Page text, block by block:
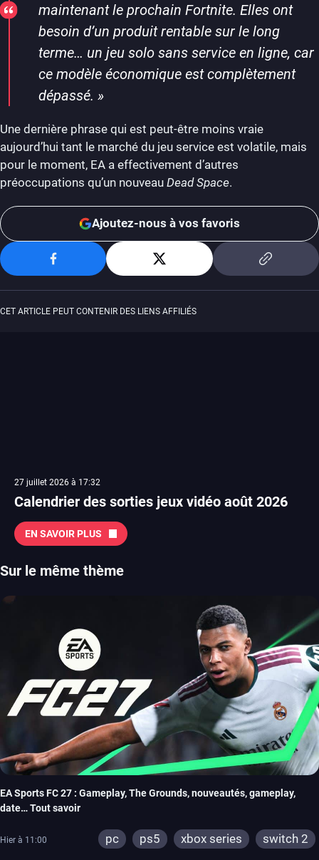
maintenant le prochain Fortnite. Elles ont
besoin d’un produit rentable sur le long
terme… un jeu solo sans service en ligne, car
ce modèle économique est complètement
dépassé. »
Une dernière phrase qui est peut-être moins vraie
aujourd’hui tant le marché du jeu service est volatile, mais
pour le moment, EA a effectivement d’autres
préoccupations qu’un nouveau Dead Space.
Ajoutez-nous à vos favoris
CET ARTICLE PEUT CONTENIR DES LIENS AFFILIÉS
27 juillet 2026 à 17:32
Calendrier des sorties jeux vidéo août 2026
EN SAVOIR PLUS
Sur le même thème
EA Sports FC 27 : Gameplay, The Grounds, nouveautés, gameplay,
date… Tout savoir
Hier à 11:00 pc ps5 xbox series switch 2